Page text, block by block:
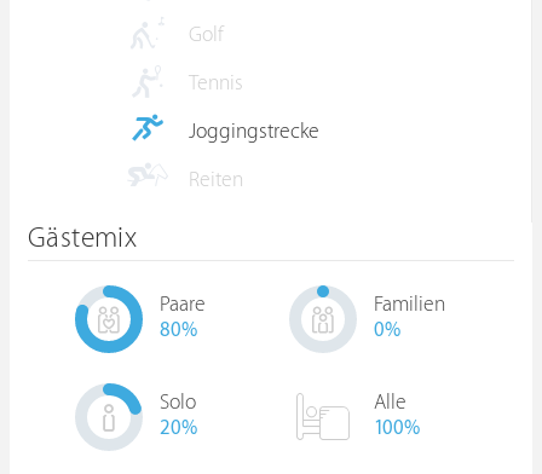
Golf
Tennis
Joggingstrecke
Reiten
Gästemix
Paare
80%
Familien
0%
Solo
20%
Alle
100%